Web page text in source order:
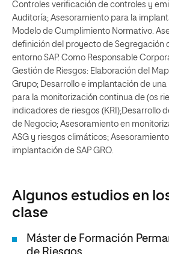
Controles verificación de controles y
Auditoría; Asesoramiento para la
Modelo de Cumplimiento Normativo.
definición del proyecto de Segregación
entorno SAP. Como Responsable
Gestión de Riesgos: Elaboración del
Grupo; Desarrollo e implantación de
para la monitorización continua de (os
indicadores de riesgos (KRI);Desarrollo
de Negocio; Asesoramiento en
ASG y riesgos climáticos;
implantación de SAP GRO.
Algunos estudios en
clase
Máster de Formación